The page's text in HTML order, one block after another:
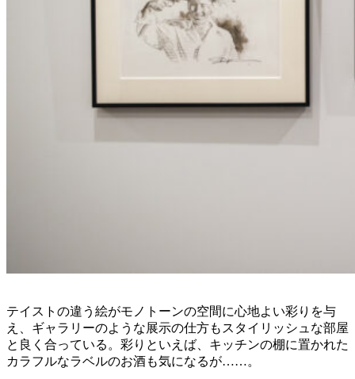
テイストの違う絵がモノトーンの空間に心地よい彩りを与
え、ギャラリーのような展示の仕方もスタイリッシュな部屋
と良く合っている。彩りといえば、キッチンの棚に置かれた
カラフルなラベルのお酒も気になるが……。